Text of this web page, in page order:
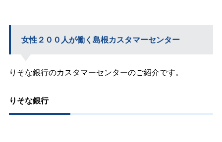
女性２００人が働く島根カスタマーセンター
りそな銀行のカスタマーセンターのご紹介です。
りそな銀行